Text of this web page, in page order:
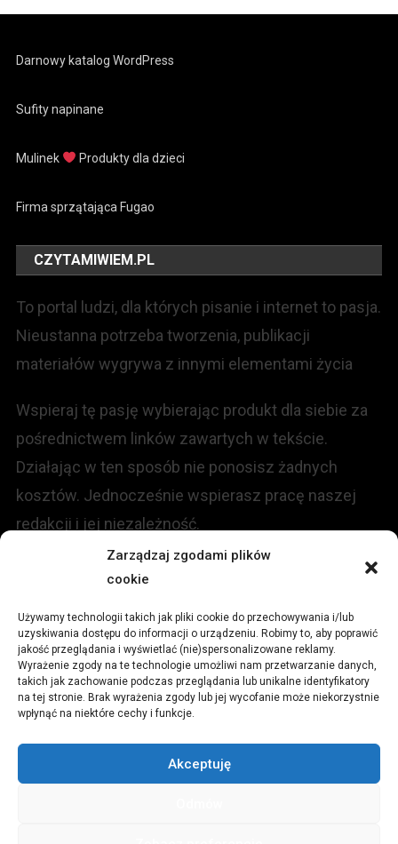
Zarządzaj zgodami plików
cookie
Używamy technologii takich jak pliki cookie do przechowywania i/lub
uzyskiwania dostępu do informacji o urządzeniu. Robimy to, aby poprawić
jakość przeglądania i wyświetlać (nie)spersonalizowane reklamy.
Wyrażenie zgody na te technologie umożliwi nam przetwarzanie danych,
takich jak zachowanie podczas przeglądania lub unikalne identyfikatory
na tej stronie. Brak wyrażenia zgody lub jej wycofanie może niekorzystnie
wpłynąć na niektóre cechy i funkcje.
Akceptuję
Darnowy katalog WordPress
Sufity napinane
Mulinek Produkty dla dzieci
Firma sprzątająca Fugao
CZYTAMIWIEM.PL
To portal ludzi, dla których pisanie i internet to pasja.
Nieustanna potrzeba tworzenia, publikacji
materiałów wygrywa z innymi elementami życia
Wspieraj tę pasję wybierając produkt dla siebie za
pośrednictwem linków zawartych w tekście.
Działając w ten sposób nie ponosisz żadnych
kosztów. Jednocześnie wspierasz pracę naszej
redakcji i jej niezależność.
Redakcja portalu:
ul.Stara 13, 42-600 Tarnowskie Góry
TEL:+48 509 547 822
redakcja@czytamiwiem.pl